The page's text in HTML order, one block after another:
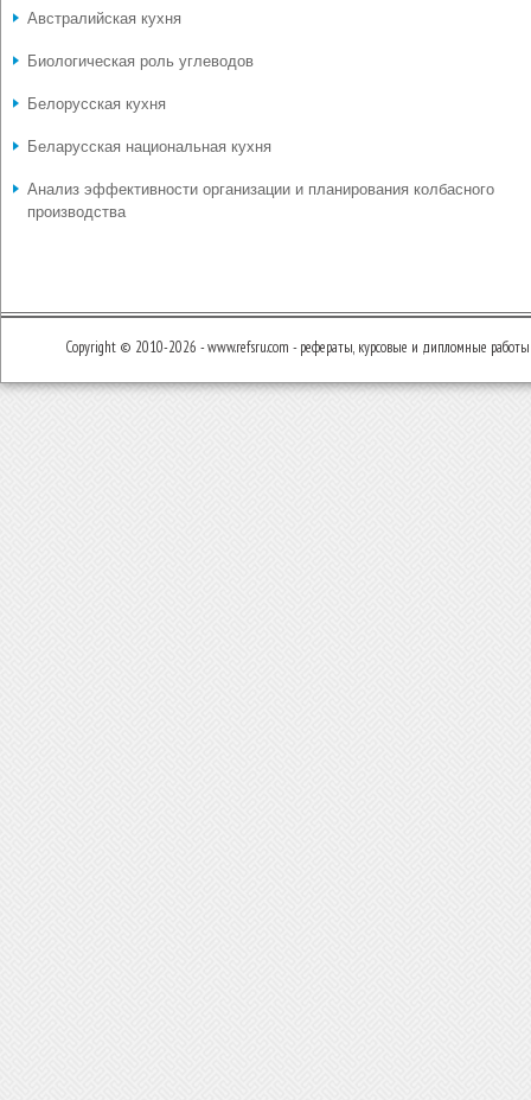
Австралийская кухня
Биологическая роль углеводов
Белорусская кухня
Беларусская национальная кухня
Анализ эффективности организации и планирования колбасного
производства
Copyright © 2010-2026 - www.refsru.com - рефераты, курсовые и дипломные работы